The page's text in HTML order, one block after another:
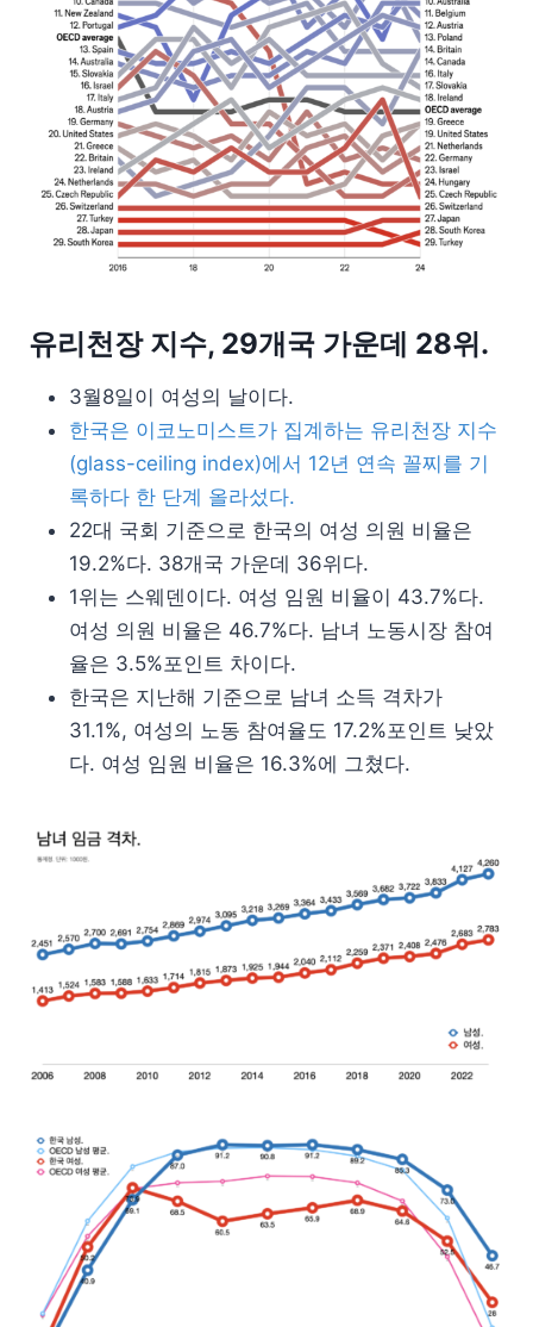
유리천장 지수, 29개국 가운데 28위.
3월8일이 여성의 날이다.
한국은 이코노미스트가 집계하는 유리천장 지수
(glass-ceiling index)에서 12년 연속 꼴찌를 기
록하다 한 단계 올라섰다.
22대 국회 기준으로 한국의 여성 의원 비율은
19.2%다. 38개국 가운데 36위다.
1위는 스웨덴이다. 여성 임원 비율이 43.7%다.
여성 의원 비율은 46.7%다. 남녀 노동시장 참여
율은 3.5%포인트 차이다.
한국은 지난해 기준으로 남녀 소득 격차가
31.1%, 여성의 노동 참여율도 17.2%포인트 낮았
다. 여성 임원 비율은 16.3%에 그쳤다.